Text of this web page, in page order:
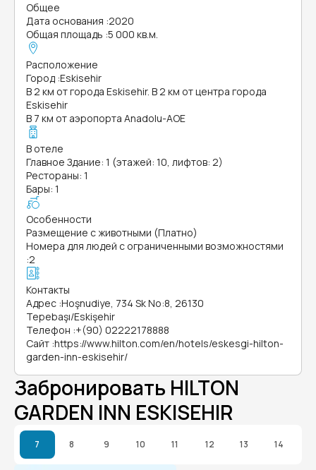
Общее
Дата основания :2020
Общая площадь :5 000 кв.м.
Расположение
Город :Eskisehir
В 2 км от города Eskisehir. В 2 км от центра города
Eskisehir
В 7 км от аэропорта Anadolu-AOE
В отеле
Главное Здание: 1 (этажей: 10, лифтов: 2)
Рестораны: 1
Бары: 1
Особенности
Размещение с животными (Платно)
Номера для людей с ограниченными возможностями
:2
Контакты
Адрес :Hoşnudiye, 734 Sk No:8, 26130
Tepebaşı/Eskişehir
Телефон :+(90) 02222178888
Сайт :https://www.hilton.com/en/hotels/eskesgi-hilton-
garden-inn-eskisehir/
Забронировать HILTON
GARDEN INN ESKISEHIR
7 8 9 10 11 12 13 14